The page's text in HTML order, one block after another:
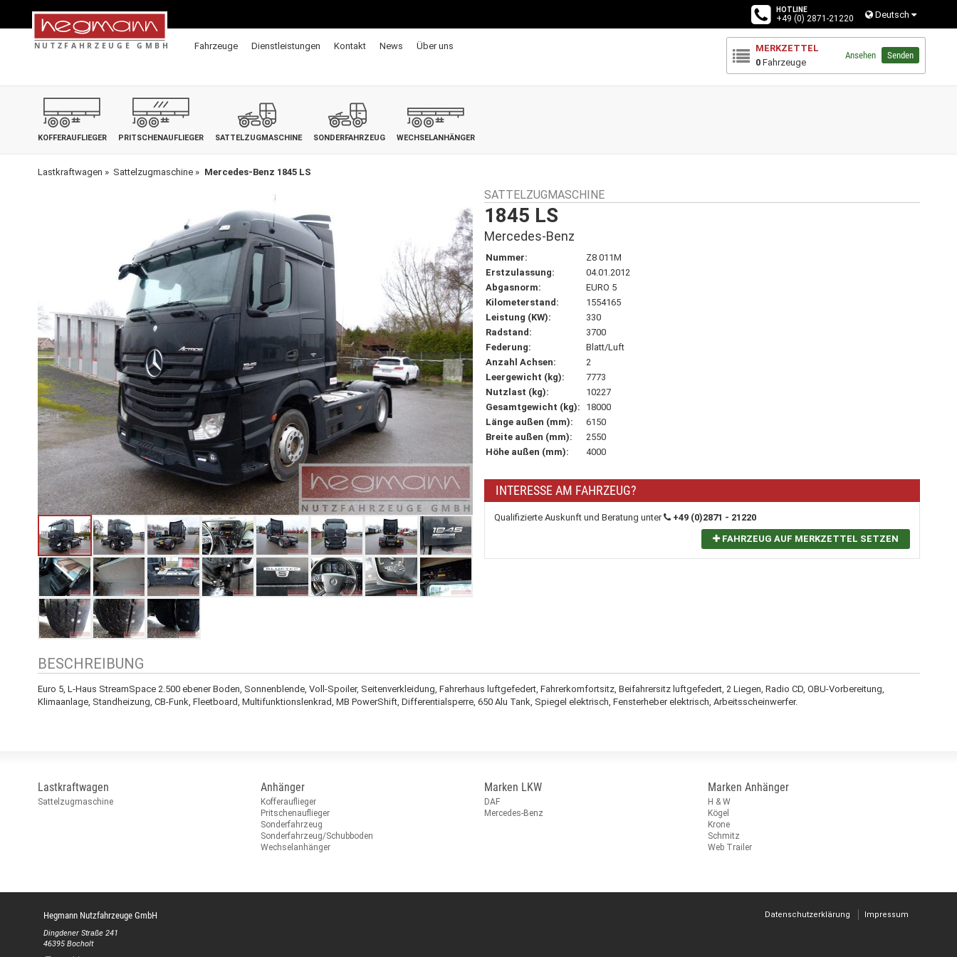
HOTLINE
+49 (0) 2871-21220 Deutsch
MERKZETTEL
0Fahrzeuge
Ansehen Senden
Fahrzeuge Dienstleistungen Kontakt News Über uns
KOFFERAUFLIEGER PRITSCHENAUFLIEGER SATTELZUGMASCHINE SONDERFAHRZEUG WECHSELANHÄNGER
Lastkraftwagen Sattelzugmaschine Mercedes-Benz 1845 LS
SATTELZUGMASCHINE
1845 LS
Mercedes-Benz
Nummer:
Z8 011M
Erstzulassung:
04.01.2012
Abgasnorm:
EURO 5
Kilometerstand:
1554165
Leistung (KW):
330
Radstand:
3700
Federung:
Blatt/Luft
Anzahl Achsen:
2
Leergewicht (kg):
7773
Nutzlast (kg):
10227
Gesamtgewicht (kg):
18000
Länge außen (mm):
6150
Breite außen (mm):
2550
Höhe außen (mm):
4000
INTERESSE AM FAHRZEUG?
Qualifizierte Auskunft und Beratung unter
+49 (0)2871 - 21220
FAHRZEUG AUF MERKZETTEL SETZEN
BESCHREIBUNG
Euro 5, L-Haus StreamSpace 2.500 ebener Boden, Sonnenblende, Voll-Spoiler, Seitenverkleidung, Fahrerhaus luftgefedert, Fahrerkomfortsitz, Beifahrersitz luftgefedert, 2 Liegen, Radio CD, OBU-Vorbereitung,
Klimaanlage, Standheizung, CB-Funk, Fleetboard, Multifunktionslenkrad, MB PowerShift, Differentialsperre, 650 Alu Tank, Spiegel elektrisch, Fensterheber elektrisch, Arbeitsscheinwerfer.
Lastkraftwagen
Sattelzugmaschine
Anhänger
Kofferauflieger
Pritschenauflieger
Sonderfahrzeug
Sonderfahrzeug/Schubboden
Wechselanhänger
Marken LKW
DAF
Mercedes-Benz
Marken Anhänger
H & W
Kögel
Krone
Schmitz
Web Trailer
Hegmann Nutzfahrzeuge GmbH
Dingdener Straße 241
46395 Bocholt
Datenschutzerklärung Impressum